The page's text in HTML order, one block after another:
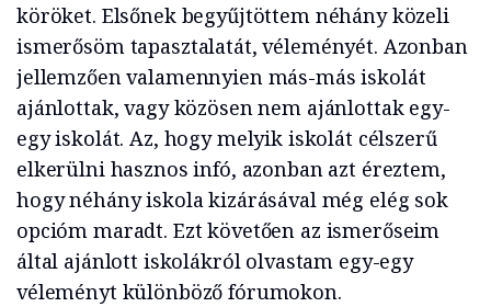
köröket. Elsőnek begyűjtöttem néhány közeli
ismerősöm tapasztalatát, véleményét. Azonban
jellemzően valamennyien más-más iskolát
ajánlottak, vagy közösen nem ajánlottak egy-
egy iskolát. Az, hogy melyik iskolát célszerű
elkerülni hasznos infó, azonban azt éreztem,
hogy néhány iskola kizárásával még elég sok
opcióm maradt. Ezt követően az ismerőseim
által ajánlott iskolákról olvastam egy-egy
véleményt különböző fórumokon.